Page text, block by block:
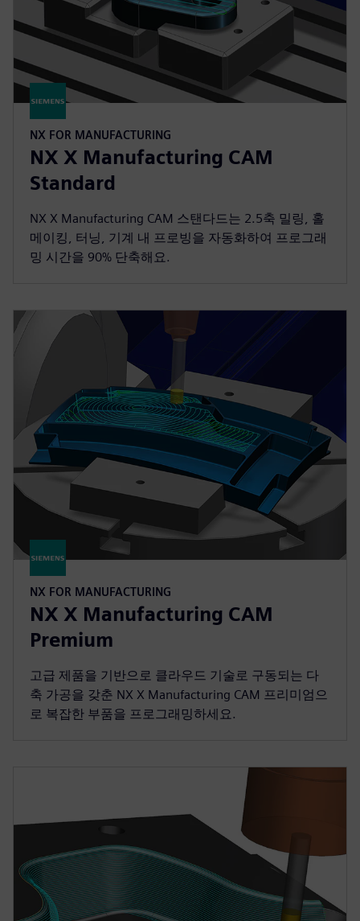
NX FOR MANUFACTURING
NX X Manufacturing CAM
Standard
NX X Manufacturing CAM 스탠다드는 2.5축 밀링, 홀
메이킹, 터닝, 기계 내 프로빙을 자동화하여 프로그래
밍 시간을 90% 단축해요.
NX FOR MANUFACTURING
NX X Manufacturing CAM
Premium
고급 제품을 기반으로 클라우드 기술로 구동되는 다
축 가공을 갖춘 NX X Manufacturing CAM 프리미엄으
로 복잡한 부품을 프로그래밍하세요.